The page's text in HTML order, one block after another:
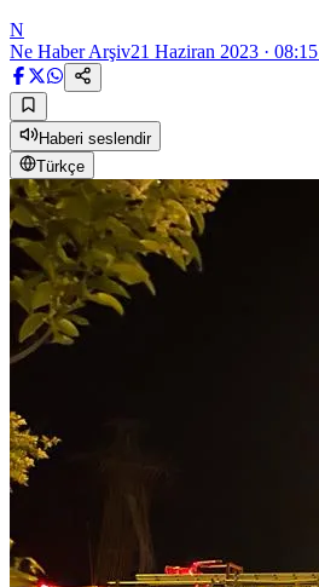
N
Ne Haber Arşiv21 Haziran 2023 · 08:15
Haberi seslendir
Türkçe